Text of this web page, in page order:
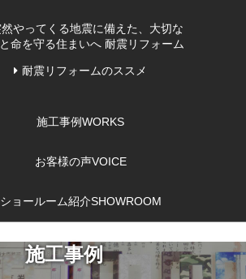
耐震リフォームのススメ
施工事例WORKS
お客様の声VOICE
ショールーム紹介SHOWROOM
施工事例